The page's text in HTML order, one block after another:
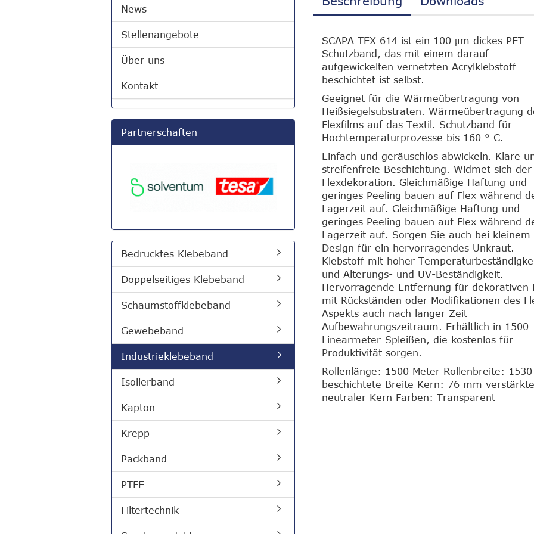
SCAPA TEX 614 ist ein 100 μm dickes PET-
Schutzband, das mit einem darauf
aufgewickelten vernetzten Acrylklebstoff
beschichtet ist selbst.
Geeignet für die Wärmeübertragung von
Heißsiegelsubstraten. Wärmeübertragung
Flexfilms auf das Textil. Schutzband für
Hochtemperaturprozesse bis 160 ° C.
Einfach und geräuschlos abwickeln. Klare
streifenfreie Beschichtung. Widmet sich der
Flexdekoration. Gleichmäßige Haftung und
geringes Peeling bauen auf Flex während
Lagerzeit auf. Gleichmäßige Haftung und
geringes Peeling bauen auf Flex während
Lagerzeit auf. Sorgen Sie auch bei kleinem
Design für ein hervorragendes Unkraut.
Klebstoff mit hoher
und Alterungs- und UV-Beständigkeit.
Hervorragende Entfernung für dekorativen
mit Rückständen oder Modifikationen des
Aspekts auch nach langer Zeit
Aufbewahrungszeitraum. Erhältlich in 1500
Linearmeter-Spleißen, die kostenlos für
Produktivität sorgen.
Rollenlänge: 1500 Meter Rollenbreite:
beschichtete Breite Kern: 76 mm
neutraler Kern Farben: Transparent
News
Stellenangebote
Über uns
Kontakt
Partnerschaften
Bedrucktes Klebeband
Doppelseitiges Klebeband
Schaumstoffklebeband
Gewebeband
Industrieklebeband
Isolierband
Kapton
Krepp
Packband
PTFE
Filtertechnik